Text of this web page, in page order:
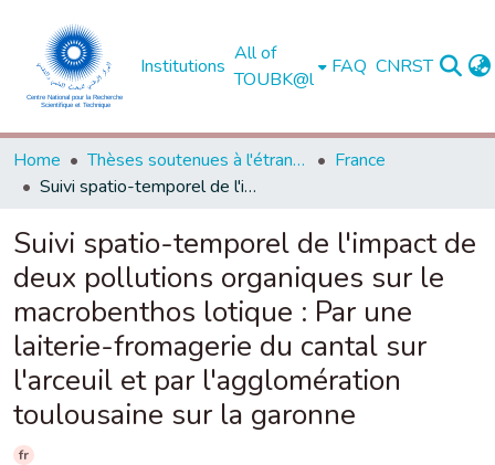
Institutions
All of
TOUBK@l
FAQ CNRST
Home Thèses soutenues à l'étranger
France
Suivi spatio-temporel de l'impact de deux pollutions organiques sur le macrobenthos lotique : Par une laiterie-fromagerie du cantal sur l'arceuil et par l'agglomération toulousaine sur la garonne
Suivi spatio-temporel de l'impact de
deux pollutions organiques sur le
macrobenthos lotique : Par une
laiterie-fromagerie du cantal sur
l'arceuil et par l'agglomération
toulousaine sur la garonne
fr